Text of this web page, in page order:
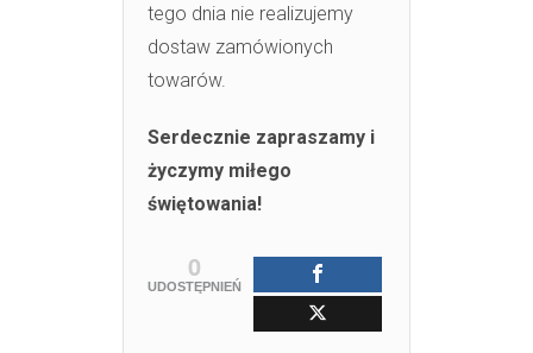
tego dnia nie realizujemy
dostaw zamówionych
towarów.
Serdecznie zapraszamy i
życzymy miłego
świętowania!
0
UDOSTĘPNIEŃ